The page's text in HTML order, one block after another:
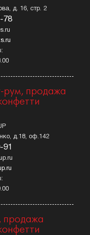
д. 16, стр. 2
78
рум, продажа
д.18, оф.142
91
продажа